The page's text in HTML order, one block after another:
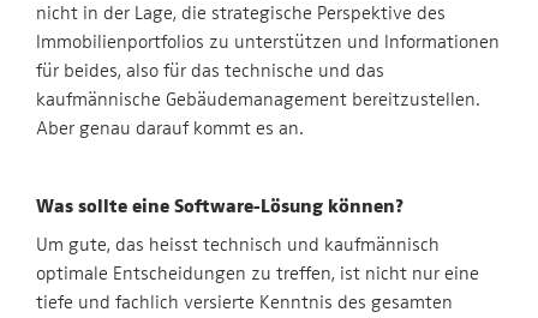
nicht in der Lage, die strategische Perspektive des
Immobilienportfolios zu unterstützen und Informationen
für beides, also für das technische und das
kaufmännische Gebäudemanagement bereitzustellen.
Aber genau darauf kommt es an.
Was sollte eine Software-Lösung können?
Um gute, das heisst technisch und kaufmännisch
optimale Entscheidungen zu treffen, ist nicht nur eine
tiefe und fachlich versierte Kenntnis des gesamten